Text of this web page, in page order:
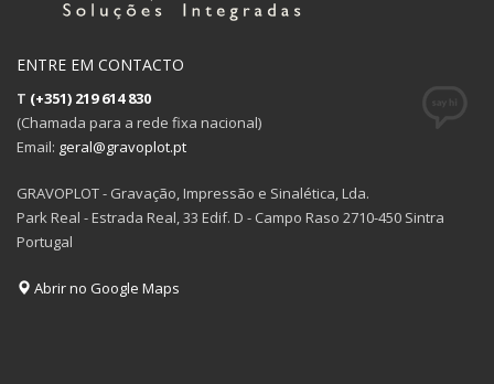
ENTRE EM CONTACTO
T (+351) 219 614 830
(Chamada para a rede fixa nacional)
Email: geral@gravoplot.pt
GRAVOPLOT - Gravação, Impressão e Sinalética, Lda.
Park Real - Estrada Real, 33 Edif. D - Campo Raso 2710-450 Sintra
Portugal
Abrir no Google Maps